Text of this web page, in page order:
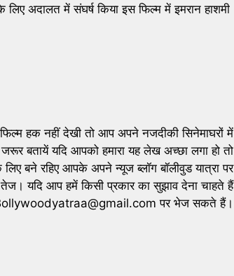
अदालत में संघर्ष किया इस फिल्म में इमरान हाशमी
हक नहीं देखी तो आप अपने नजदीकी सिनेमाघरों में
बतायें यदि आपको हमारा यह लेख अच्छा लगा हो तो
बने रहिए आपके अपने न्यूज ब्लॉग बॉलीवुड यात्रा पर
यदि आप हमें किसी प्रकार का सुझाव देना चाहते हैं
पर भेज सकते हैं।